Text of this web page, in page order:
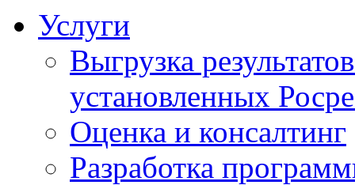
Услуги
Выгрузка
установленных
Оценка и консалтинг
Разработка